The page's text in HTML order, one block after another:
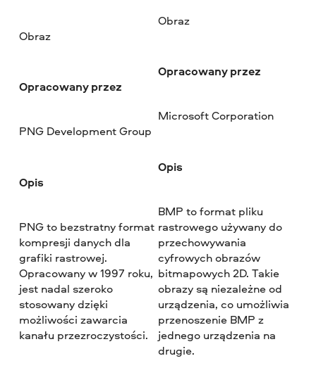
Obraz
Opracowany przez
PNG Development Group
Opis
PNG to bezstratny format
kompresji danych dla
grafiki rastrowej.
Opracowany w 1997 roku,
jest nadal szeroko
stosowany dzięki
możliwości zawarcia
kanału przezroczystości.
Obraz
Opracowany przez
Microsoft Corporation
Opis
BMP to format pliku
rastrowego używany do
przechowywania
cyfrowych obrazów
bitmapowych 2D. Takie
obrazy są niezależne od
urządzenia, co umożliwia
przenoszenie BMP z
jednego urządzenia na
drugie.